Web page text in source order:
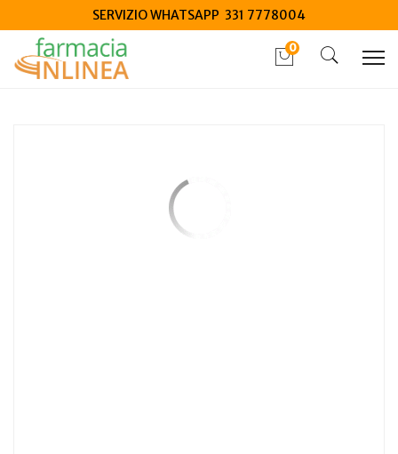
SERVIZIO WHATSAPP 331 7778004
0